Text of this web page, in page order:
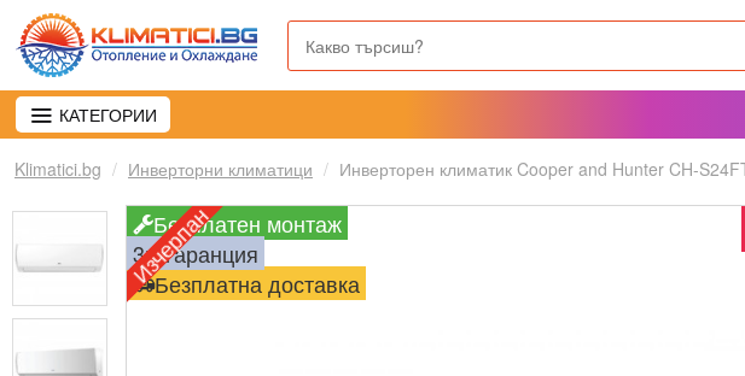
КАТЕГОРИИ
Klimatici.bg Инверторни климатици Инверторен климатик Cooper and Hunter CH-
Безплатен монтаж
Безплатна доставка
3г. гаранция
Изчерпан